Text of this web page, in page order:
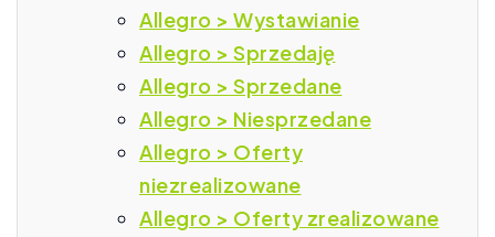
Allegro > Wystawianie
Allegro > Sprzedaję
Allegro > Sprzedane
Allegro > Niesprzedane
Allegro > Oferty
niezrealizowane
Allegro > Oferty zrealizowane